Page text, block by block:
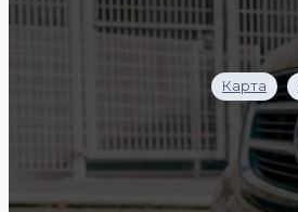
Карта